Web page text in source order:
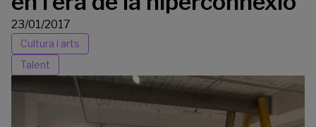
23/01/2017
Cultura i arts
Talent